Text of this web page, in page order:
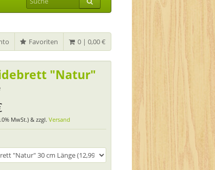
0 | 0,00 €
Favoriten
"Natur"
MwSt.) & zzgl. Versand